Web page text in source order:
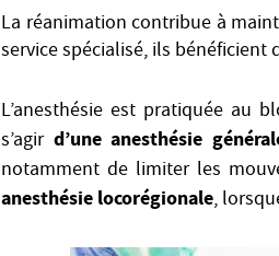
La réanimation contribue à
service spécialisé, ils bénéficient
L’anesthésie est pratiquée au
s’agir d’une anesthésie
notamment de limiter les
anesthésie locorégionale,